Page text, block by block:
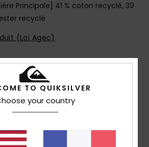
Principale] 41 % coton recyclé, 39
recyclé
(Loi Agec)
TO QUIKSILVER
your country